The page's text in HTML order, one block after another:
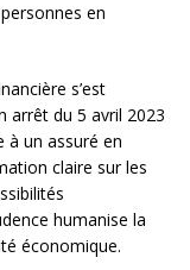
en
s’est
arrêt du 5 avril 2023
à un assuré en
claire sur les
humanise la
économique.